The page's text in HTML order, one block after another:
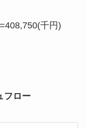
千円)
フロー